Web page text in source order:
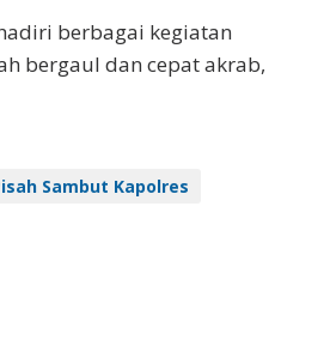
berbagai kegiatan
bergaul dan cepat akrab,
Sambut Kapolres